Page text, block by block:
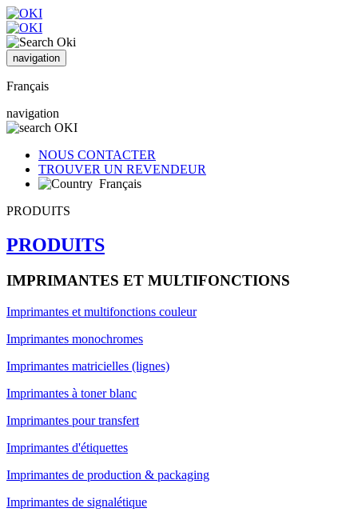
navigation
Français
navigation
NOUS CONTACTER
TROUVER UN REVENDEUR
Français
PRODUITS
PRODUITS
IMPRIMANTES ET MULTIFONCTIONS
Imprimantes et multifonctions couleur
Imprimantes monochromes
Imprimantes matricielles (lignes)
Imprimantes à toner blanc
Imprimantes pour transfert
Imprimantes d'étiquettes
Imprimantes de production & packaging
Imprimantes de signalétique